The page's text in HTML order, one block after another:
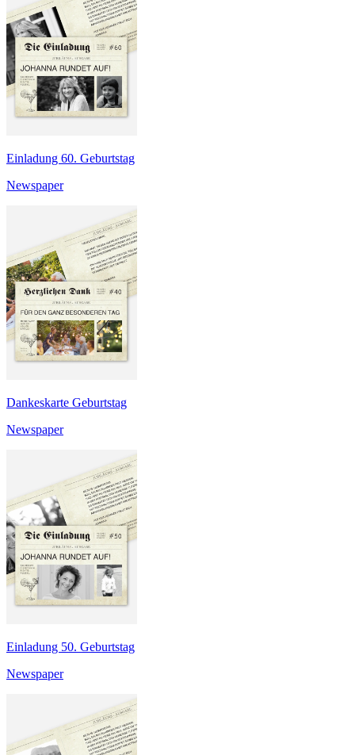
Einladung 60. Geburtstag
Newspaper
Dankeskarte Geburtstag
Newspaper
Einladung 50. Geburtstag
Newspaper